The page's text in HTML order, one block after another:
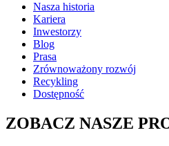
Nasza historia
Kariera
Inwestorzy
Blog
Prasa
Zrównoważony rozwój
Recykling
Dostępność
ZOBACZ NASZE